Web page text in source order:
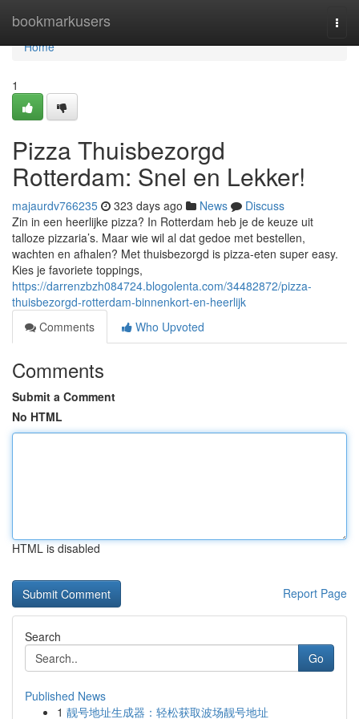
bookmarkusers
Home
Home
1
Pizza Thuisbezorgd
Rotterdam: Snel en Lekker!
majaurdv766235 323 days ago News
Discuss
Zin in een heerlijke pizza? In Rotterdam heb je de keuze uit
talloze pizzaria’s. Maar wie wil al dat gedoe met bestellen,
wachten en afhalen? Met thuisbezorgd is pizza-eten super easy.
Kies je favoriete toppings,
https://darrenzbzh084724.blogolenta.com/34482872/pizza-
thuisbezorgd-rotterdam-binnenkort-en-heerlijk
Comments
Who Upvoted
Comments
Submit a Comment
No HTML
HTML is disabled
Report Page
Search
Go
Published News
1 靓号地址生成器：轻松获取波场靓号地址